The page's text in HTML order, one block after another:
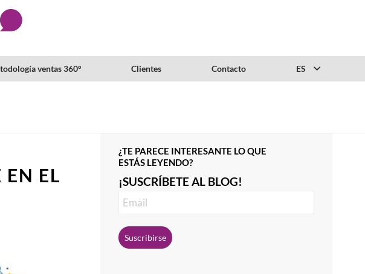
ventas 360º Clientes Contacto ES
EN EL
¿TE PARECE INTERESANTE LO QUE
ESTÁS LEYENDO?
¡SUSCRÍBETE AL BLOG!
Suscribirse